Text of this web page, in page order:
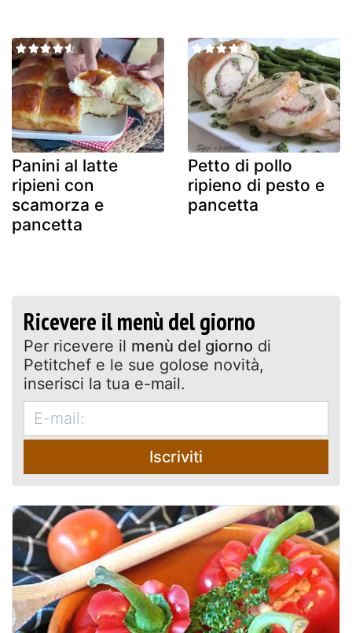
Panini al latte
ripieni con
scamorza e
pancetta
Petto di pollo
ripieno di pesto e
pancetta
Ricevere il menù del giorno
Per ricevere il menù del giorno di
Petitchef e le sue golose novità,
inserisci la tua e-mail.
Iscriviti